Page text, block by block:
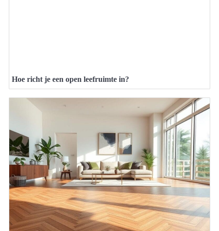
Hoe richt je een open leefruimte in?